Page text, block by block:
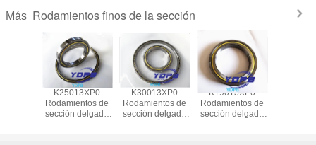
Más Rodamientos finos de la sección
K25013XP0
Rodamientos de
sección delgada
K30013XP0
Rodamientos de
sección delgada
K19013XP0
Rodamientos de
sección delgada